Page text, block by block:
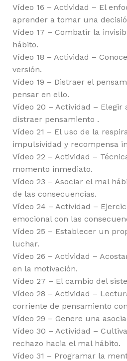
Vídeo 16 – Actividad – El
aprender a tomar una
Vídeo 17 – Combatir la
hábito.
Vídeo 18 – Actividad –
versión.
Vídeo 19 – Distraer el
pensar en ello.
Vídeo 20 – Actividad – Elegir
distraer pensamiento .
Vídeo 21 – El uso de la
impulsividad y recompensa
Vídeo 22 – Actividad –
momento inmediato.
Vídeo 23 – Asociar el mal
de las consecuencias.
Vídeo 24 – Actividad –
emocional con las
Vídeo 25 – Establecer un
luchar.
Vídeo 26 – Actividad –
en la motivación.
Vídeo 27 – El cambio del
Vídeo 28 – Actividad –
corriente de pensamiento
Vídeo 29 – Genere una
Vídeo 30 – Actividad –
rechazo hacia el mal hábito.
Vídeo 31 – Programar la